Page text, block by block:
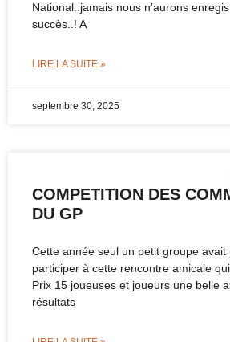
National..jamais nous n’aurons
succès..! A
LIRE LA SUITE »
septembre 30, 2025
COMPETITION DES
DU GP
Cette année seul un petit groupe
participer à cette rencontre amicale
Prix 15 joueuses et joueurs une belle
résultats